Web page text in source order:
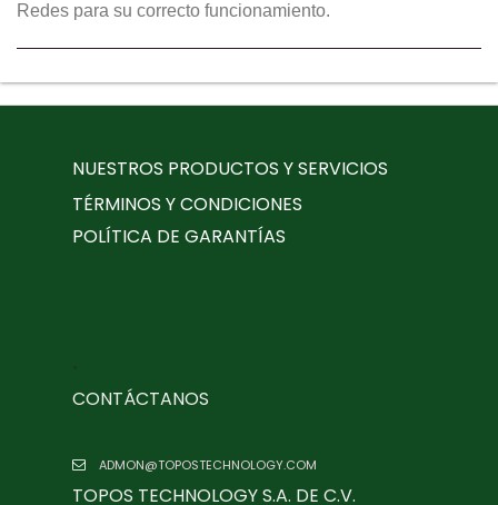
Redes para su correcto funcionamiento.
NUESTROS PRODUCTOS Y SERVICIOS
TÉRMINOS Y CONDICIONES
POLÍTICA DE GARANTÍAS
CONTÁCTANOS
ADMON@TOPOSTECHNOLOGY.COM
TOPOS TECHNOLOGY S.A. DE C.V.